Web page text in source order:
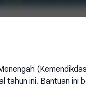
tahun ini. Bantuan ini